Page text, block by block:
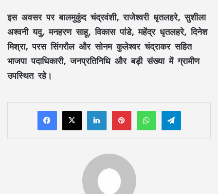
इस अवसर परबालमुकुंद चंद्रवंशी,राजेश्वरी धृतलहरे,सुशीला
अश्वनी यदु,मनहरण साहू,विकास पांडे,महेंद्र धृतलहरे,दिनेश
मिश्रा,परस सिंगरौलऔरसोनम कुलेश्वर चंद्राकरसहित
भाजपा पदाधिकारी, जनप्रतिनिधि और बड़ी संख्या में ग्रामीण
उपस्थित रहे।
LinkedInPinterestWhatsAppTelegram